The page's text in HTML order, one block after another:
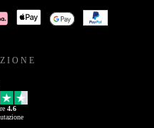
4.6